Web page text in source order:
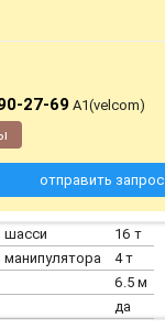
шасси
16 т
4 т
6.5 м
да
27-69А1(velcom)
отправить запрос